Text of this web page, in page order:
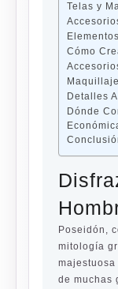
Telas y
Cómo
Detalles
Dónde
Poseidón,
mitología
de muchas